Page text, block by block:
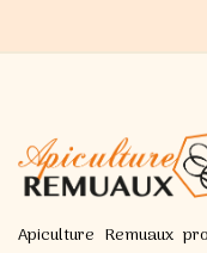
Apiculture Remuaux